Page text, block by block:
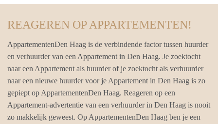
REAGEREN OP APPARTEMENTEN!
AppartementenDen Haag is de verbindende factor tussen huurder
en verhuurder van een Appartement in Den Haag. Je zoektocht
naar een Appartement als huurder of je zoektocht als verhuurder
naar een nieuwe huurder voor je Appartement in Den Haag is zo
gepiept op AppartementenDen Haag. Reageren op een
Appartement-advertentie van een verhuurder in Den Haag is nooit
zo makkelijk geweest. Op AppartementenDen Haag ben je een